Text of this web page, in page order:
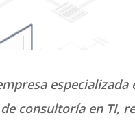
consultoría en TI,